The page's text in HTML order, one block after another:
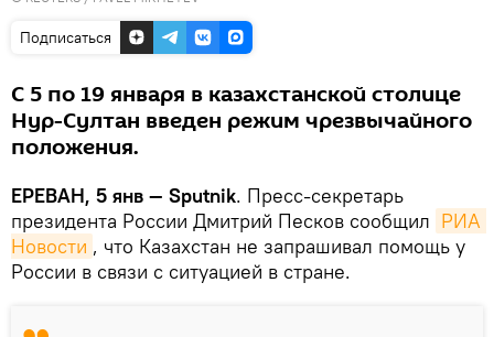
Подписаться
С 5 по 19 января в казахстанской столице
Нур-Султан введен режим чрезвычайного
положения.
ЕРЕВАН, 5 янв — Sputnik. Пресс-секретарь
президента России Дмитрий Песков сообщил РИА
Новости , что Казахстан не запрашивал помощь у
России в связи с ситуацией в стране.